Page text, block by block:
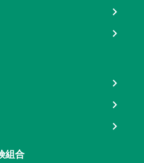
組合